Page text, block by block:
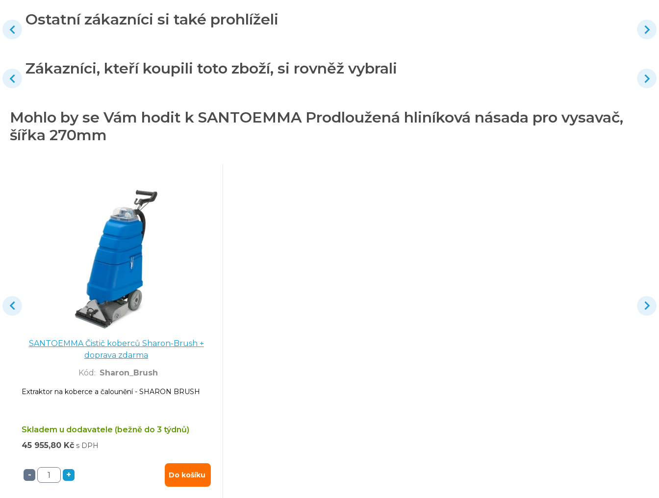
Ostatní zákazníci si také prohlíželi
Zákazníci, kteří koupili toto zboží, si rovněž vybrali
Mohlo by se Vám hodit k SANTOEMMA Prodloužená hliníková násada pro vysavač,
šířka 270mm
SANTOEMMA Čistič koberců Sharon-Brush +
doprava zdarma
Kód : Sharon_Brush
Extraktor na koberce a čalounění - SHARON BRUSH
Skladem u dodavatele (bežně do 3 týdnů)
45 955,80 Kč s DPH
- + Do košíku